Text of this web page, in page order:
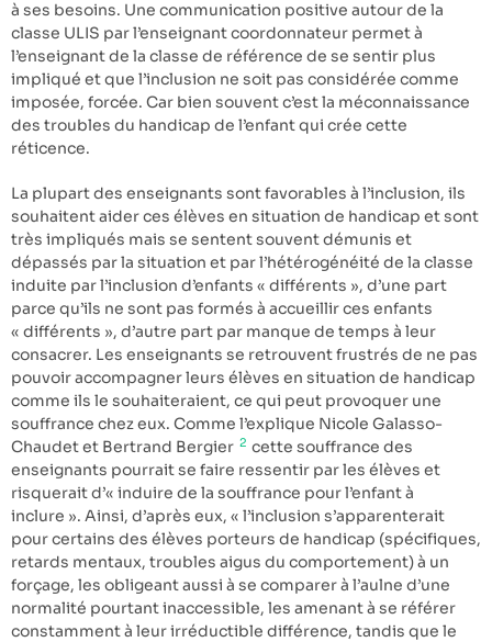
à ses besoins. Une communication positive autour de la
classe ULIS par l’enseignant coordonnateur permet à
l’enseignant de la classe de référence de se sentir plus
impliqué et que l’inclusion ne soit pas considérée comme
imposée, forcée. Car bien souvent c’est la méconnaissance
des troubles du handicap de l’enfant qui crée cette
réticence.
La plupart des enseignants sont favorables à l’inclusion, ils
souhaitent aider ces élèves en situation de handicap et sont
très impliqués mais se sentent souvent démunis et
dépassés par la situation et par l’hétérogénéité de la classe
induite par l’inclusion d’enfants « différents », d’une part
parce qu’ils ne sont pas formés à accueillir ces enfants
« différents », d’autre part par manque de temps à leur
consacrer. Les enseignants se retrouvent frustrés de ne pas
pouvoir accompagner leurs élèves en situation de handicap
comme ils le souhaiteraient, ce qui peut provoquer une
souffrance chez eux. Comme l’explique Nicole Galasso-
Chaudet et Bertrand Bergier 2 cette souffrance des
enseignants pourrait se faire ressentir par les élèves et
risquerait d’« induire de la souffrance pour l’enfant à
inclure ». Ainsi, d’après eux, « l’inclusion s’apparenterait
pour certains des élèves porteurs de handicap (spécifiques,
retards mentaux, troubles aigus du comportement) à un
forçage, les obligeant aussi à se comparer à l’aulne d’une
normalité pourtant inaccessible, les amenant à se référer
constamment à leur irréductible différence, tandis que le